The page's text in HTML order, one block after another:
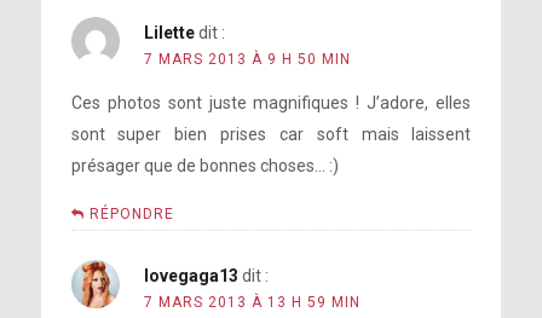
Lilette dit :
7 MARS 2013 À 9 H 50 MIN
Ces photos sont juste magnifiques ! J’adore, elles
sont super bien prises car soft mais laissent
présager que de bonnes choses… :)
RÉPONDRE
lovegaga13 dit :
7 MARS 2013 À 13 H 59 MIN